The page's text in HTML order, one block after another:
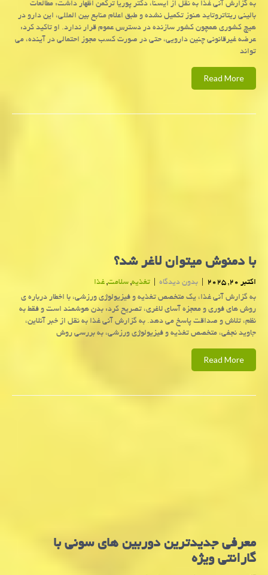
به گزارش آنی غذا به نقل از ایسنا، دکتر پوریا ترکمن اظهار داشت: مطالعات
بالینی ریتاتروتاید هنوز تکمیل نشده و طبق اعلام منابع بین المللی، این دارو در
هیچ کشوری همچون کشور سازنده در دسترس عموم قرار ندارد. او تاکید کرد:
عرضه غیرقانونی چنین دارویی، حتی در صورت کسب مجوز احتمالی در آینده، می
تواند
Read More
با دمنوش میتوان لاغر شد؟
اکتبر 20, 2025 | بدون دیدگاه | تغذیه,سلامت,غذا
به گزارش آنی غذا، یک متخصص تغذیه و فیزیولوژی ورزشی، با اخطار درباره ی
روش های فوری و معجزه آسای لاغری، تصریح کرد: بدن هوشمند است و فقط به
نظم، تلاش و صداقت پاسخ می دهد. به گزارش آنی غذا به نقل از خبر آنلاین،
جاوید نجفی، متخصص تغذیه و فیزیولوژی ورزشی، به بررسی روش
Read More
معرفی جدیدترین دوربین های سونی با
گارانتی ویژه